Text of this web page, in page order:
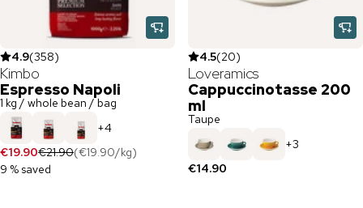
4.9(358)
Kimbo
Espresso Napoli
1 kg / whole bean / bag
+4
€19.90€21.90(€19.90/kg)
9 % saved
4.5(20)
Loveramics
Cappuccinotasse 200
ml
Taupe
+3
€14.90